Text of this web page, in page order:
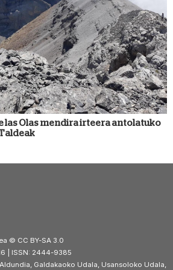
las Olas mendira irteera antolatuko
© CC BY-SA 3.0
| ISSN: 2444-9385
Galdakaoko Udala, Usansoloko Udala,